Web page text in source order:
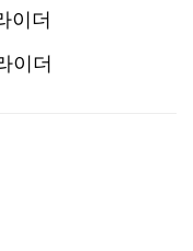
이더
이더